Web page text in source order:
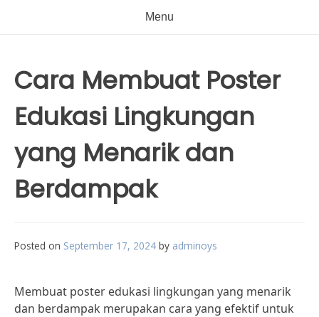
Menu
Cara Membuat Poster
Edukasi Lingkungan
yang Menarik dan
Berdampak
Posted on September 17, 2024 by adminoys
Membuat poster edukasi lingkungan yang menarik
dan berdampak merupakan cara yang efektif untuk